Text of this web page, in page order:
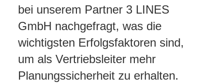
bei unserem Partner 3 LINES
GmbH nachgefragt, was die
wichtigsten Erfolgsfaktoren sind,
um als Vertriebsleiter mehr
Planungssicherheit zu erhalten.